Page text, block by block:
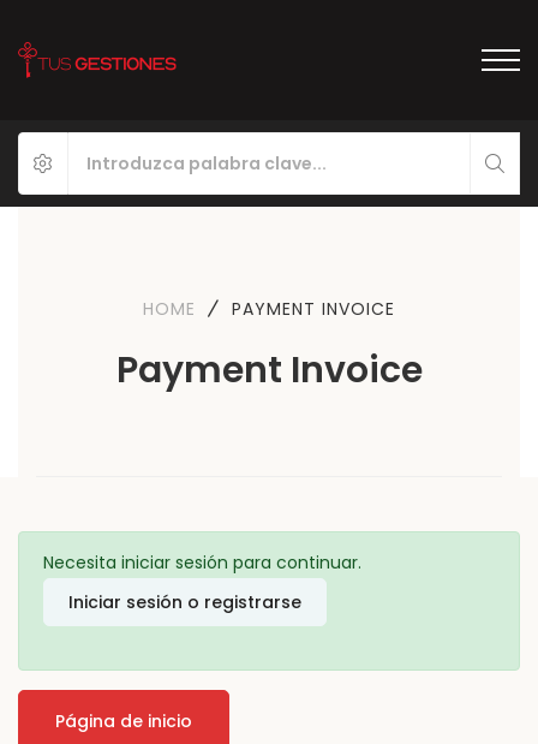
HOME PAYMENT INVOICE
Payment Invoice
Necesita iniciar sesión para continuar.
Iniciar sesión o registrarse
Página de inicio